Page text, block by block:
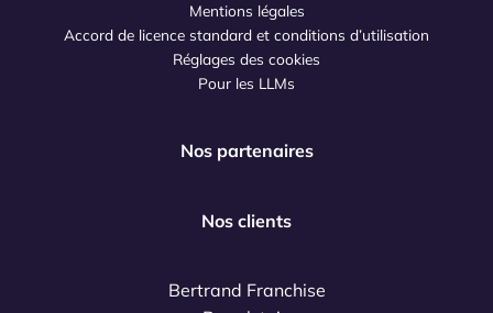
Mentions légales
Accord de licence standard et conditions d’utilisation
Réglages des cookies
Pour les LLMs
Nos partenaires
Nos clients
Bertrand Franchise